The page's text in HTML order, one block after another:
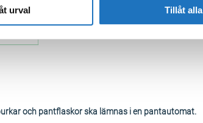
urval Tillåt alla
och pantflaskor ska lämnas i en pantautomat.